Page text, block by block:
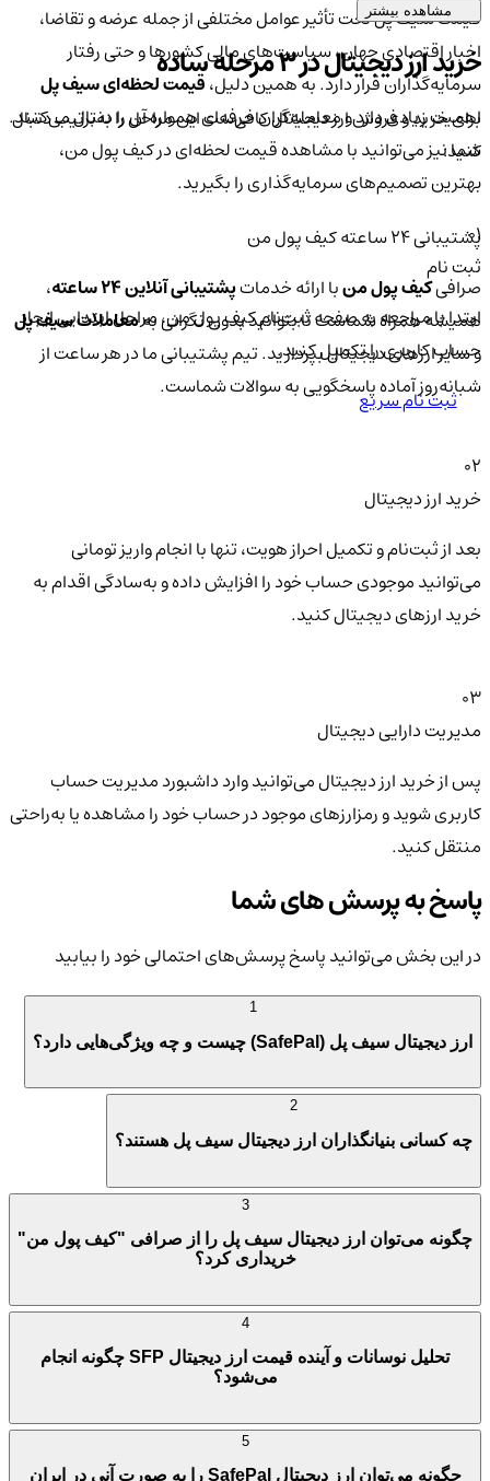
قیمت سیف پل تحت تأثیر عوامل مختلفی از جمله عرضه و تقاضا،
اخبار اقتصادی جهان، سیاست‌های مالی کشورها و حتی رفتار
سرمایه‌گذاران قرار دارد. به همین دلیل،قیمت لحظه‌ای سیف پل
اهمیت زیادی دارد و معامله‌گران حرفه‌ای همواره آن را دنبال می‌کنند.
شما نیز می‌توانید با مشاهده قیمت لحظه‌ای در کیف پول من،
بهترین تصمیم‌های سرمایه‌گذاری را بگیرید.
پشتیبانی ۲۴ ساعته کیف پول من
صرافیکیف پول منبا ارائه خدماتپشتیبانی آنلاین ۲۴ ساعته
،
همیشه همراه شماست تا بتوانید بدون نگرانی بهمعاملات سیف پل
و سایر ارزهای دیجیتال بپردازید. تیم پشتیبانی ما در هر ساعت از
شبانه‌روز آماده پاسخگویی به سوالات شماست.
مشاهده بیشتر
خرید ارز دیجیتال در 3 مرحله ساده
برای خرید و فروش ارز دیجیتال کافی‌ست این مراحل را به‌ترتیب دنبال
کنید:
01
ثبت نام
ابتدا با مراجعه به صفحه ثبت‌نام کیف‌ پول من، مراحل ابتدایی ایجاد
حساب کاربری را تکمیل کنید.
ثبت نام سریع
02
خرید ارز دیجیتال
بعد از ثبت‌نام و تکمیل احراز هویت، تنها با انجام واریز تومانی
می‌توانید موجودی حساب خود را افزایش داده و به‌سادگی اقدام به
خرید ارزهای دیجیتال کنید.
03
مدیریت دارایی دیجیتال
پس از خرید ارز دیجیتال می‌توانید وارد داشبورد مدیریت حساب
کاربری شوید و رمزارزهای موجود در حساب خود را مشاهده یا به‌راحتی
منتقل کنید.
پاسخ به پرسش های شما
در این بخش می‌توانید پاسخ پرسش‌های احتمالی خود را بیابید
ارز دیجیتال سیف پل (SafePal) چیست و چه ویژگی‌هایی دارد؟
چه کسانی بنیانگذاران ارز دیجیتال سیف پل هستند؟
چگونه می‌توان ارز دیجیتال سیف پل را از صرافی "کیف پول من"
خریداری کرد؟
تحلیل نوسانات و آینده قیمت ارز دیجیتال SFP چگونه انجام
می‌شود؟
چگونه می‌توان ارز دیجیتال SafePal را به صورت آنی در ایران